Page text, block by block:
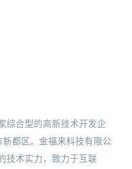
综合型的高新技术开发企
都区。金福来科技有限公
技术实力，致力于互联